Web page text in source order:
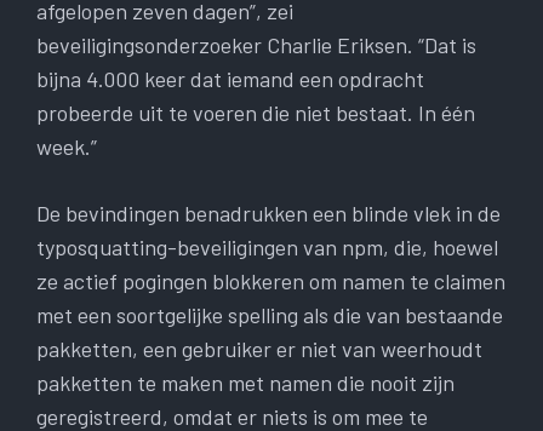
afgelopen zeven dagen”, zei
beveiligingsonderzoeker Charlie Eriksen. “Dat is
bijna 4.000 keer dat iemand een opdracht
probeerde uit te voeren die niet bestaat. In één
week.”
De bevindingen benadrukken een blinde vlek in de
typosquatting-beveiligingen van npm, die, hoewel
ze actief pogingen blokkeren om namen te claimen
met een soortgelijke spelling als die van bestaande
pakketten, een gebruiker er niet van weerhoudt
pakketten te maken met namen die nooit zijn
geregistreerd, omdat er niets is om mee te